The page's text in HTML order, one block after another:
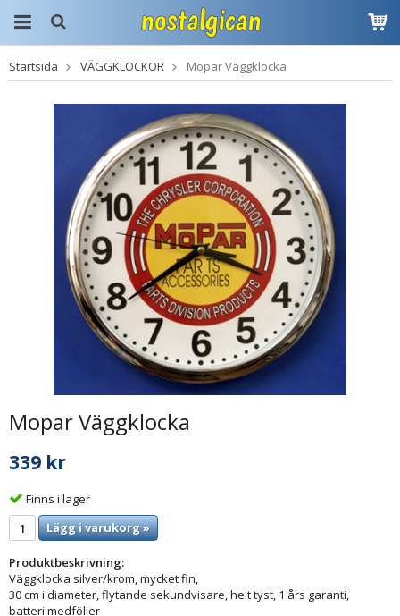
Produkten har blivit
tillagd i varukorgen
Startsida VÄGGKLOCKOR Mopar Väggklocka
Mopar Väggklocka
339 kr
Finns i lager
Lägg i varukorg »
Produktbeskrivning:
Väggklocka silver/krom, mycket fin,
30 cm i diameter, flytande sekundvisare, helt tyst, 1 års garanti,
batteri medföljer